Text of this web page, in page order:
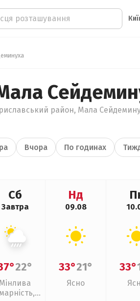
район, Мала
Вчора По годинах
Сб
Завтра
22°
Мінлива
Нд
09.08
33°21°
Ясно
33°